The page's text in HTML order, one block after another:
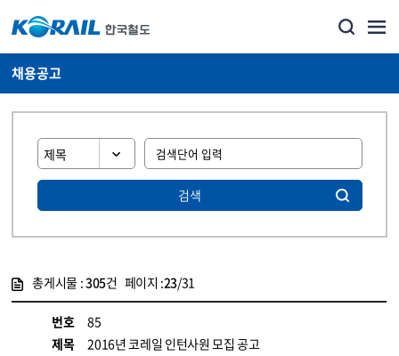
채용공고
검색
총게시물 :305건 페이지 :23/31
번호
85
제목
2016년 코레일 인턴사원 모집 공고